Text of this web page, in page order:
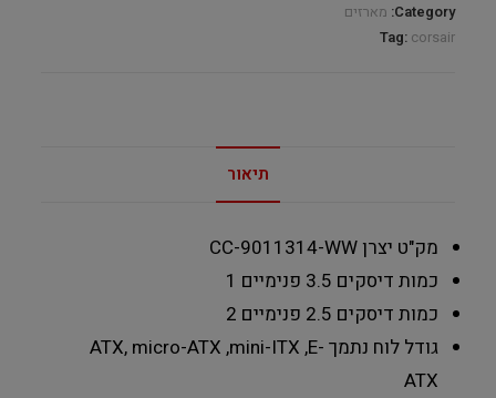
Category: מארזים
Tag: corsair
תיאור
מק"ט יצרןCC-9011314-WW
כמות דיסקים 3.5 פנימיים
1
כמות דיסקים 2.5 פנימיים
2
גודל לוח נתמך ATX, micro-ATX ,mini-ITX ,E-
ATX